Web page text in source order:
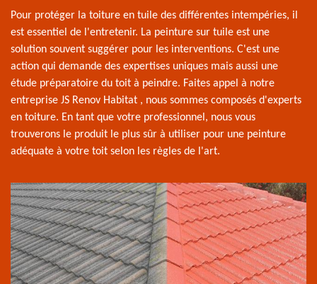
Pour protéger la toiture en tuile des différentes intempéries, il
est essentiel de l'entretenir. La peinture sur tuile est une
solution souvent suggérer pour les interventions. C'est une
action qui demande des expertises uniques mais aussi une
étude préparatoire du toit à peindre. Faites appel à notre
entreprise JS Renov Habitat , nous sommes composés d'experts
en toiture. En tant que votre professionnel, nous vous
trouverons le produit le plus sûr à utiliser pour une peinture
adéquate à votre toit selon les règles de l'art.